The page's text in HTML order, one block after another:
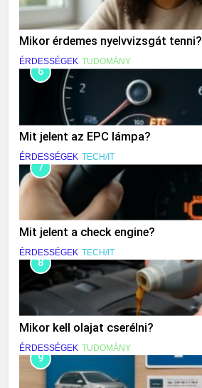
Mikor érdemes nyelvvizsgát tenni?
ÉRDESSÉGEK TUDOMÁNY
6
Mit jelent az EPC lámpa?
ÉRDESSÉGEK TECH/IT
7
Mit jelent a check engine?
ÉRDESSÉGEK TECH/IT
8
Mikor kell olajat cserélni?
ÉRDESSÉGEK TUDOMÁNY
9